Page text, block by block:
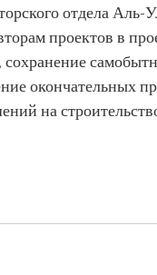
отдела
проектов в
сохранение
окончательных
на